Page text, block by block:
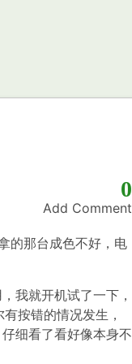
0
Add Comment
那台成色不好，电
我就开机试了一下，
按错的情况发生，
细看了看好像本身不